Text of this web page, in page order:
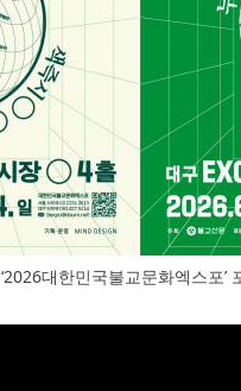
‘2026대한민국불교문화엑스포’